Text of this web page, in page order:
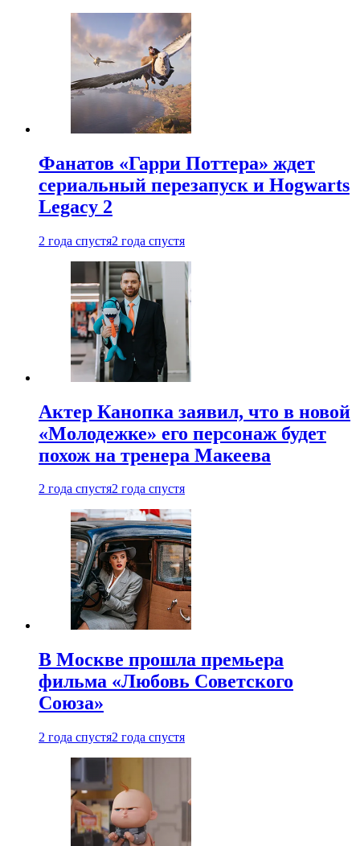
Фанатов «Гарри Поттера» ждет
сериальный перезапуск и Hogwarts
Legacy 2
2 года спустя2 года спустя
Актер Канопка заявил, что в новой
«Молодежке» его персонаж будет
похож на тренера Макеева
2 года спустя2 года спустя
В Москве прошла премьера
фильма «Любовь Советского
Союза»
2 года спустя2 года спустя